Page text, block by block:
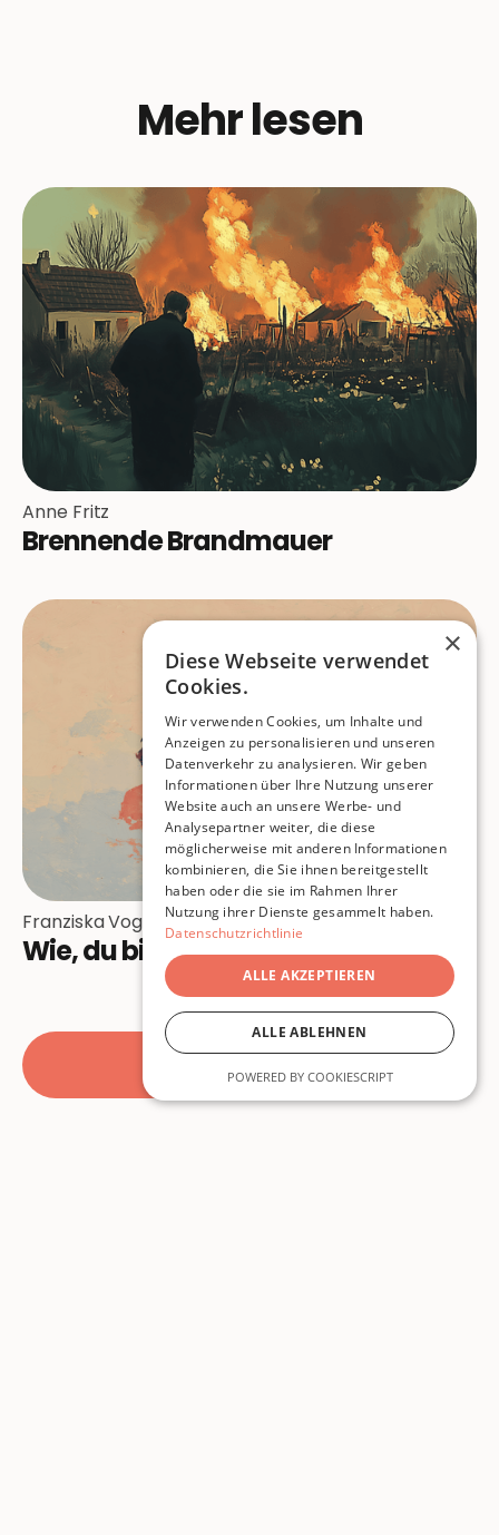
Mehr lesen
Anne Fritz
Brennende Brandmauer
Franziska Vogt
Wie, du bist Autistin
×
Diese Webseite verwendet
Cookies.
Wir verwenden Cookies, um Inhalte und
Anzeigen zu personalisieren und unseren
Datenverkehr zu analysieren. Wir geben
Informationen über Ihre Nutzung unserer
Website auch an unsere Werbe- und
Analysepartner weiter, die diese
möglicherweise mit anderen Informationen
kombinieren, die Sie ihnen bereitgestellt
haben oder die sie im Rahmen Ihrer
Nutzung ihrer Dienste gesammelt haben.
Datenschutzrichtlinie
ALLE AKZEPTIEREN
ALLE ABLEHNEN
POWERED BY COOKIESCRIPT